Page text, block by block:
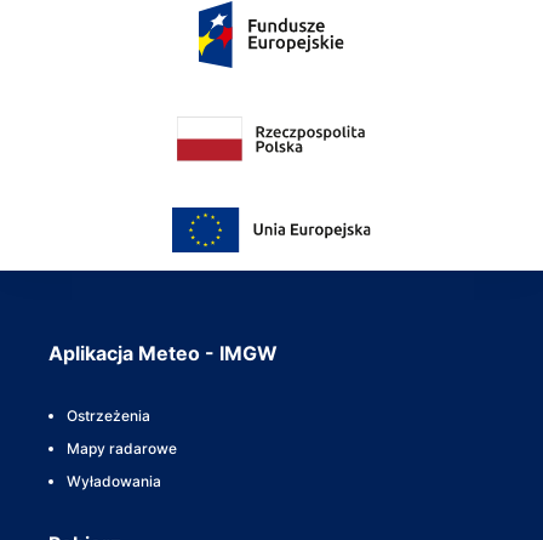
Aplikacja Meteo - IMGW
Ostrzeżenia
Mapy radarowe
Wyładowania